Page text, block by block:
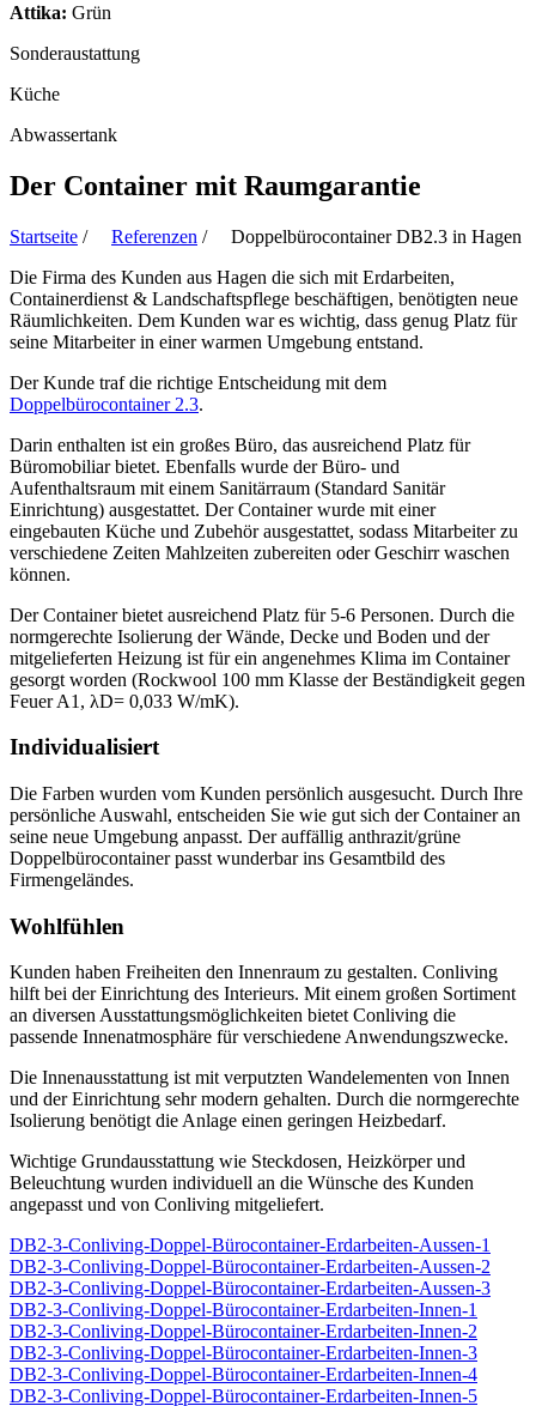
Attika: Grün
Sonderaustattung
Küche
Abwassertank
Der Container mit Raumgarantie
Startseite / Referenzen / Doppelbürocontainer DB2.3 in Hagen
Die Firma des Kunden aus Hagen die sich mit Erdarbeiten,
Containerdienst & Landschaftspflege beschäftigen, benötigten neue
Räumlichkeiten. Dem Kunden war es wichtig, dass genug Platz für
seine Mitarbeiter in einer warmen Umgebung entstand.
Der Kunde traf die richtige Entscheidung mit dem
Doppelbürocontainer 2.3.
Darin enthalten ist ein großes Büro, das ausreichend Platz für
Büromobiliar bietet. Ebenfalls wurde der Büro- und
Aufenthaltsraum mit einem Sanitärraum (Standard Sanitär
Einrichtung) ausgestattet. Der Container wurde mit einer
eingebauten Küche und Zubehör ausgestattet, sodass Mitarbeiter zu
verschiedene Zeiten Mahlzeiten zubereiten oder Geschirr waschen
können.
Der Container bietet ausreichend Platz für 5-6 Personen. Durch die
normgerechte Isolierung der Wände, Decke und Boden und der
mitgelieferten Heizung ist für ein angenehmes Klima im Container
gesorgt worden (Rockwool 100 mm Klasse der Beständigkeit gegen
Feuer A1, λD= 0,033 W/mK).
Individualisiert
Die Farben wurden vom Kunden persönlich ausgesucht. Durch Ihre
persönliche Auswahl, entscheiden Sie wie gut sich der Container an
seine neue Umgebung anpasst. Der auffällig anthrazit/grüne
Doppelbürocontainer passt wunderbar ins Gesamtbild des
Firmengeländes.
Wohlfühlen
Kunden haben Freiheiten den Innenraum zu gestalten. Conliving
hilft bei der Einrichtung des Interieurs. Mit einem großen Sortiment
an diversen Ausstattungsmöglichkeiten bietet Conliving die
passende Innenatmosphäre für verschiedene Anwendungszwecke.
Die Innenausstattung ist mit verputzten Wandelementen von Innen
und der Einrichtung sehr modern gehalten. Durch die normgerechte
Isolierung benötigt die Anlage einen geringen Heizbedarf.
Wichtige Grundausstattung wie Steckdosen, Heizkörper und
Beleuchtung wurden individuell an die Wünsche des Kunden
angepasst und von Conliving mitgeliefert.
DB2-3-Conliving-Doppel-Bürocontainer-Erdarbeiten-Aussen-1
DB2-3-Conliving-Doppel-Bürocontainer-Erdarbeiten-Aussen-2
DB2-3-Conliving-Doppel-Bürocontainer-Erdarbeiten-Aussen-3
DB2-3-Conliving-Doppel-Bürocontainer-Erdarbeiten-Innen-1
DB2-3-Conliving-Doppel-Bürocontainer-Erdarbeiten-Innen-2
DB2-3-Conliving-Doppel-Bürocontainer-Erdarbeiten-Innen-3
DB2-3-Conliving-Doppel-Bürocontainer-Erdarbeiten-Innen-4
DB2-3-Conliving-Doppel-Bürocontainer-Erdarbeiten-Innen-5